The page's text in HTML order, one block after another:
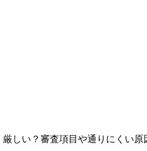
しい？審査項目や通りにくい原